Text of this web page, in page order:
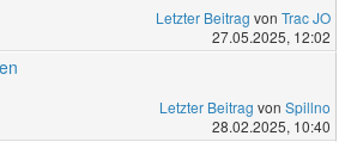
Letzter Beitrag von Trac JO
27.05.2025, 12:02
Letzter Beitrag von Spillno
28.02.2025, 10:40